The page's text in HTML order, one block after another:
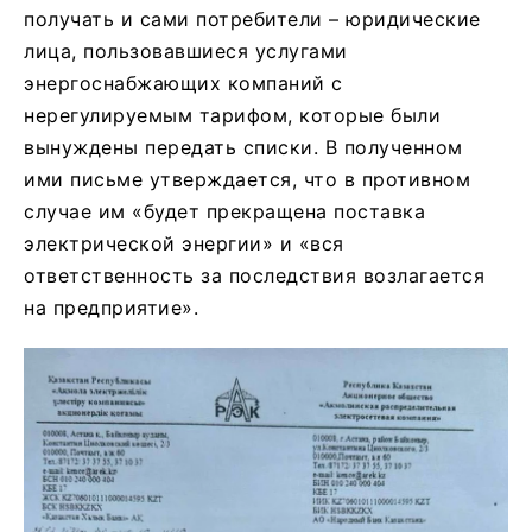
получать и сами потребители – юридические
лица, пользовавшиеся услугами
энергоснабжающих компаний с
нерегулируемым тарифом, которые были
вынуждены передать списки. В полученном
ими письме утверждается, что в противном
случае им «будет прекращена поставка
электрической энергии» и «вся
ответственность за последствия возлагается
на предприятие».